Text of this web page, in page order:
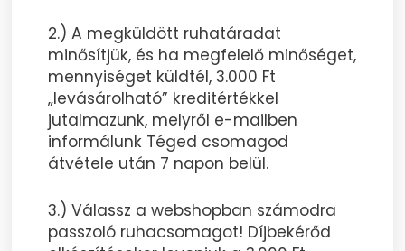
2.) A megküldött ruhatáradat
minősítjük, és ha megfelelő minőséget,
mennyiséget küldtél, 3.000 Ft
„levásárolható” kreditértékkel
jutalmazunk, melyről e-mailben
informálunk Téged csomagod
átvétele után 7 napon belül.
3.) Válassz a webshopban számodra
passzoló ruhacsomagot! Díjbekérőd